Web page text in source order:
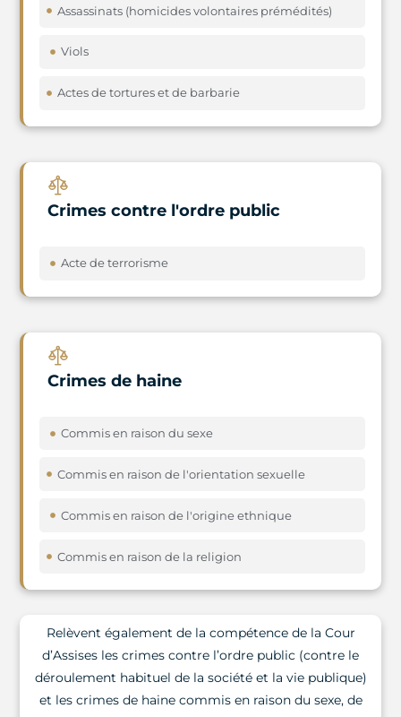
Assassinats (homicides volontaires prémédités)
Viols
Actes de tortures et de barbarie
Crimes contre l'ordre public
Acte de terrorisme
Crimes de haine
Commis en raison du sexe
Commis en raison de l'orientation sexuelle
Commis en raison de l'origine ethnique
Commis en raison de la religion
Relèvent également de la compétence de la Cour
d’Assises les crimes contre l’ordre public (contre le
déroulement habituel de la société et la vie publique)
et les crimes de haine commis en raison du sexe, de